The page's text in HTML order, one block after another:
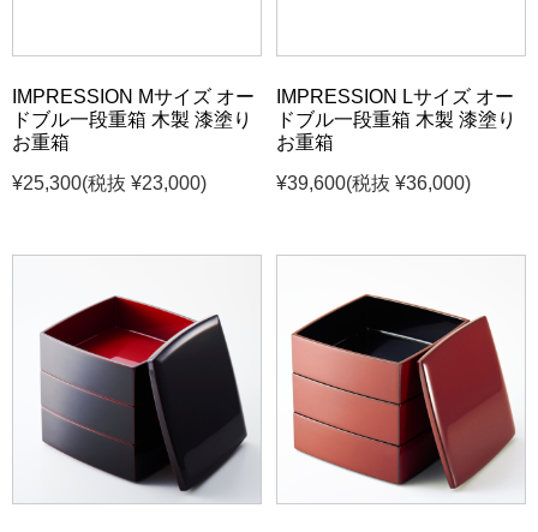
IMPRESSION Mサイズ オー
ドブル一段重箱 木製 漆塗り
お重箱
¥25,300(税抜 ¥23,000)
IMPRESSION Lサイズ オー
ドブル一段重箱 木製 漆塗り
お重箱
¥39,600(税抜 ¥36,000)